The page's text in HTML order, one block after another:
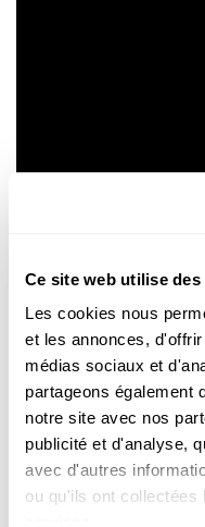
Ce site web utilise des
Les cookies nous
et les annonces,
médias sociaux et
partageons également
notre site avec nos
publicité et d'analyse,
avec d'autres
ou qu'ils ont collectées
Warum
behandeln ist